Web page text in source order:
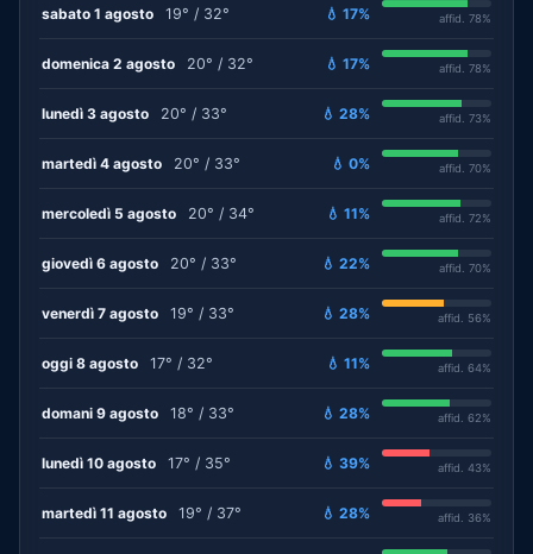
sabato 1 agosto 19° / 32° 💧 17% affid. 78%
domenica 2 agosto 20° / 32° 💧 17% affid. 78%
lunedì 3 agosto 20° / 33° 💧 28% affid. 73%
martedì 4 agosto 20° / 33° 💧 0% affid. 70%
mercoledì 5 agosto 20° / 34° 💧 11% affid. 72%
giovedì 6 agosto 20° / 33° 💧 22% affid. 70%
venerdì 7 agosto 19° / 33° 💧 28% affid. 56%
oggi 8 agosto 17° / 32° 💧 11% affid. 64%
domani 9 agosto 18° / 33° 💧 28% affid. 62%
lunedì 10 agosto 17° / 35° 💧 39% affid. 43%
martedì 11 agosto 19° / 37° 💧 28% affid. 36%